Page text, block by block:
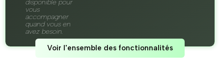
disponible pour
vous
accompagner
quand vous en
avez besoin.
Voir l'ensemble des fonctionnalités